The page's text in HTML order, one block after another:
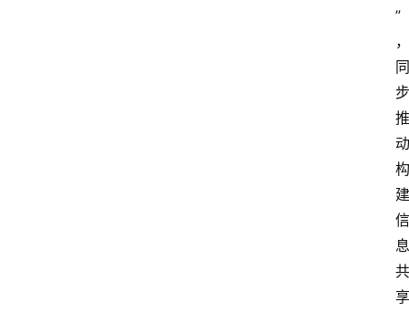
”
，
同
步
推
动
构
建
信
息
共
享